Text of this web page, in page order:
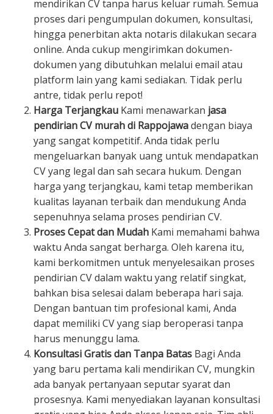
mendirikan CV tanpa harus keluar rumah. Semua
proses dari pengumpulan dokumen, konsultasi,
hingga penerbitan akta notaris dilakukan secara
online. Anda cukup mengirimkan dokumen-
dokumen yang dibutuhkan melalui email atau
platform lain yang kami sediakan. Tidak perlu
antre, tidak perlu repot!
Harga Terjangkau Kami menawarkan jasa
pendirian CV murah di Rappojawadengan biaya
yang sangat kompetitif. Anda tidak perlu
mengeluarkan banyak uang untuk mendapatkan
CV yang legal dan sah secara hukum. Dengan
harga yang terjangkau, kami tetap memberikan
kualitas layanan terbaik dan mendukung Anda
sepenuhnya selama proses pendirian CV.
Proses Cepat dan Mudah Kami memahami bahwa
waktu Anda sangat berharga. Oleh karena itu,
kami berkomitmen untuk menyelesaikan proses
pendirian CV dalam waktu yang relatif singkat,
bahkan bisa selesai dalam beberapa hari saja.
Dengan bantuan tim profesional kami, Anda
dapat memiliki CV yang siap beroperasi tanpa
harus menunggu lama.
Konsultasi Gratis dan Tanpa Batas Bagi Anda
yang baru pertama kali mendirikan CV, mungkin
ada banyak pertanyaan seputar syarat dan
prosesnya. Kami menyediakan layanan konsultasi